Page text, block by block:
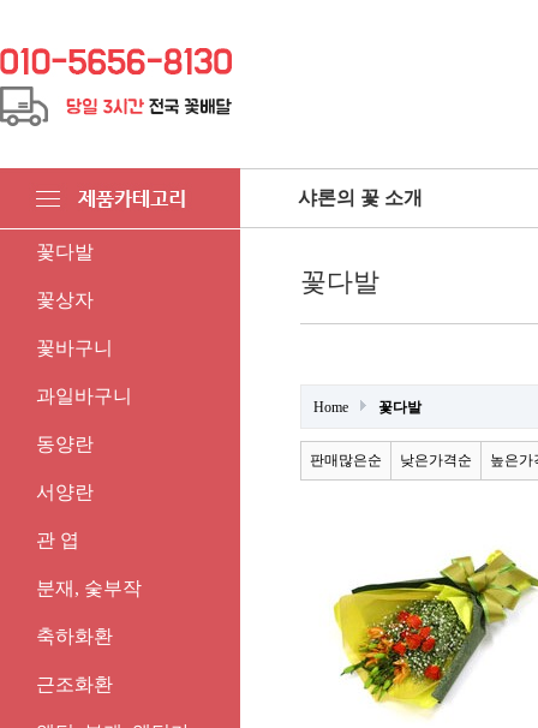
샤론의 꽃 소개
꽃다발
꽃상자
꽃바구니
과일바구니
동양란
서양란
관 엽
분재, 숯부작
축하화환
근조화환
꽃다발
Home 꽃다발
판매많은순 낮은가격순 높은가